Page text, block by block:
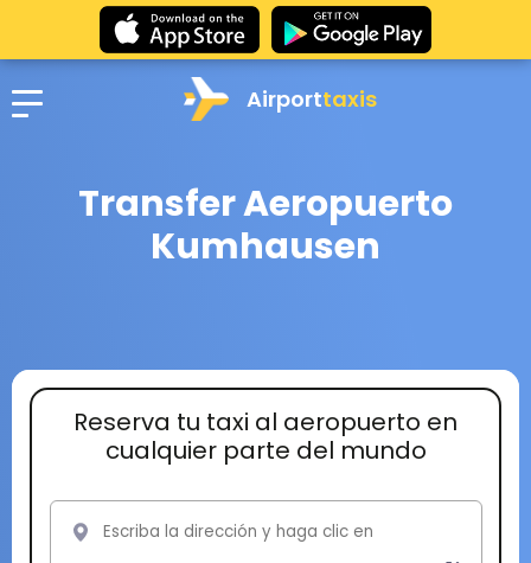
Airporttaxis
Transfer Aeropuerto
Kumhausen
Reserva tu taxi al aeropuerto en
cualquier parte del mundo